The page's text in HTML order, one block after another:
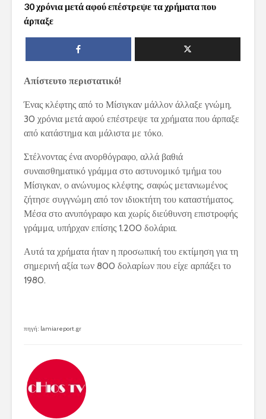
30 χρόνια μετά αφού επέστρεψε τα χρήματα που
άρπαξε
Απίστευτο περιστατικό!
Ένας κλέφτης από το Μίσιγκαν μάλλον άλλαξε γνώμη,
30 χρόνια μετά αφού επέστρεψε τα χρήματα που άρπαξε
από κατάστημα και μάλιστα με τόκο.
Στέλνοντας ένα ανορθόγραφο, αλλά βαθιά
συναισθηματικό γράμμα στο αστυνομικό τμήμα του
Μίσιγκαν, ο ανώνυμος κλέφτης, σαφώς μετανιωμένος
ζήτησε συγγνώμη από τον ιδιοκτήτη του καταστήματος.
Μέσα στο ανυπόγραφο και χωρίς διεύθυνση επιστροφής
γράμμα, υπήρχαν επίσης 1.200 δολάρια.
Αυτά τα χρήματα ήταν η προσωπική του εκτίμηση για τη
σημερινή αξία των 800 δολαρίων που είχε αρπάξει το
1980.
πηγή: lamiareport.gr